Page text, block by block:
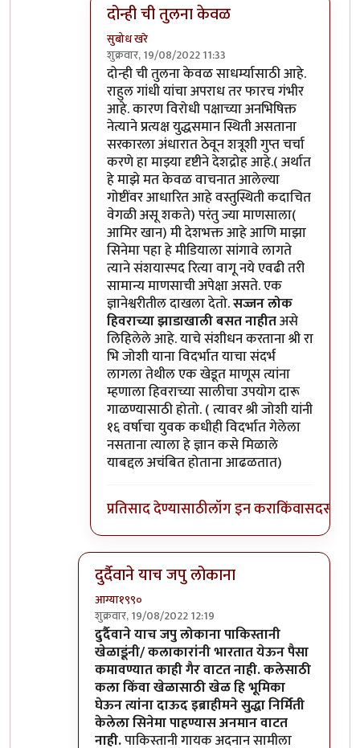
दोन्ही ची तुलना केवळ
सुबोध खरे
शुक्रवार, 19/08/2022 11:33
In reply toमाफ कराbyजेम्स वांड
दोन्ही ची तुलना केवळ साधर्म्यासाठी आहे.
राहुल गांधी यांचा अपराध तर फारच गंभीर
आहे. कारण विरोधी पक्षाच्या अनभिषिक्त
नेत्याने प्रत्यक्ष युद्धसमान स्थिती असताना
सरकारला अंधारात ठेवून शत्रूशी गुप्त चर्चा
करणे हा माझ्या दृष्टीने देशद्रोह आहे.( अर्थात
हे माझे मत केवळ वाचनात आलेल्या
गोष्टींवर आधारित आहे वस्तुस्थिती कदाचित
वेगळी असू शकते) परंतु ज्या माणसाला(
आमिर खान) मी देशभक्त आहे आणि माझा
सिनेमा पहा हे मीडियाला सांगावे लागते
त्याने संशयास्पद रित्या वागू नये एवढी तरी
सामान्य माणसाची अपेक्षा असते. एक
ज्ञानेश्वरीतील दाखला देतो.सज्जन लोक
हिवराच्या झाडाखाली बसत नाहीतअसे
लिहिलेले आहे. याचे संशीधन करताना श्री रा
भि जोशी याना विदर्भात याचा संदर्भ
लागला तेथील एक खेडूत माणूस त्यांना
म्हणाला हिवराच्या सालीचा उपयोग दारू
गाळण्यासाठी होतो. ( त्यावर श्री जोशी यांनी
१६ वर्षाचा युवक कधीही विदर्भात गेलेला
नसताना त्याला हे ज्ञान कसे मिळाले
याबद्दल अचंबित होताना आढळतात)
प्रतिसाद देण्यासाठीलॉग इन कराकिंवासदस्य व्हा
दुर्दैवाने याच जपु लोकाना
आग्या१९९०
शुक्रवार, 19/08/2022 12:19
In reply toअहो राहुल गांधी आणि आमिर खान
दुर्दैवाने याच जपु लोकाना पाकिस्तानी
खेळाडूंनी/ कलाकारांनी भारतात येऊन पैसा
कमावण्यात काही गैर वाटत नाही. कलेसाठी
कला किंवा खेळासाठी खेळ हि भूमिका
घेऊन त्यांना दाऊद इब्राहीमने सुद्धा निर्मिती
केलेला सिनेमा पाहण्यास अनमान वाटत
नाही.पाकिस्तानी गायक अदनान सामीला